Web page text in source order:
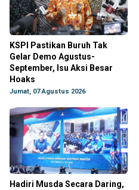
KSPI Pastikan Buruh Tak
Gelar Demo Agustus-
September, Isu Aksi Besar
Hoaks
Jumat, 07 Agustus 2026
Hadiri Musda Secara Daring,